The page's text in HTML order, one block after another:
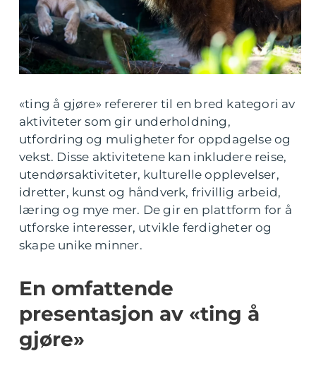
«ting å gjøre» refererer til en bred kategori av
aktiviteter som gir underholdning,
utfordring og muligheter for oppdagelse og
vekst. Disse aktivitetene kan inkludere reise,
utendørsaktiviteter, kulturelle opplevelser,
idretter, kunst og håndverk, frivillig arbeid,
læring og mye mer. De gir en plattform for å
utforske interesser, utvikle ferdigheter og
skape unike minner.
En omfattende
presentasjon av «ting å
gjøre»